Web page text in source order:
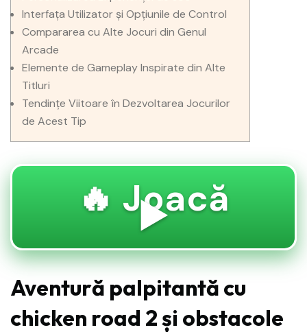
Interfața Utilizator și Opțiunile de Control
Compararea cu Alte Jocuri din Genul
Arcade
Elemente de Gameplay Inspirate din Alte
Titluri
Tendințe Viitoare în Dezvoltarea Jocurilor
de Acest Tip
🔥 Joacă
▶️
Aventură palpitantă cu
chicken road 2 și obstacole